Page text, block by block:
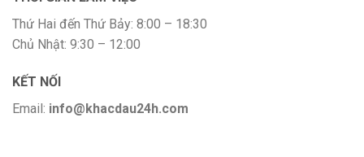
Thứ Hai đến Thứ Bảy: 8:00 – 18:30
Chủ Nhật: 9:30 – 12:00
KẾT NỐI
Email: info@khacdau24h.com